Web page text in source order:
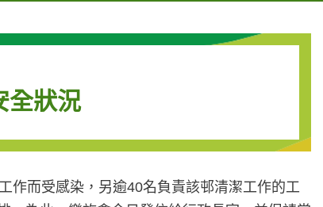
全狀況
作而受感染，另逾40名負責該邨清潔工作的工